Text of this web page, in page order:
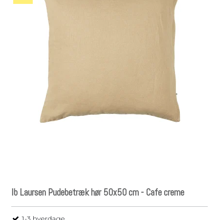
Ib Laursen Pudebetræk hør 50x50 cm - Cafe creme